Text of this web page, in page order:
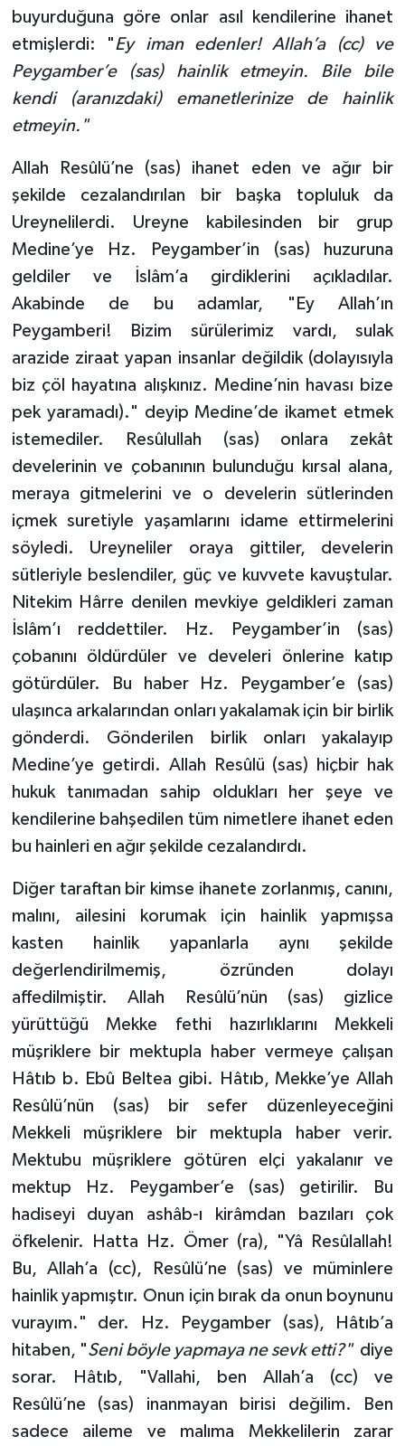
buyurduğuna göre onlar asıl kendilerine ihanet
etmişlerdi: "Ey iman edenler! Allah’a (cc) ve
Peygamber’e (sas) hainlik etmeyin. Bile bile
kendi (aranızdaki) emanetlerinize de hainlik
etmeyin."
Allah Resûlü’ne (sas) ihanet eden ve ağır bir
şekilde cezalandırılan bir başka topluluk da
Ureynelilerdi. Ureyne kabilesinden bir grup
Medine’ye Hz. Peygamber’in (sas) huzuruna
geldiler ve İslâm’a girdiklerini açıkladılar.
Akabinde de bu adamlar, "Ey Allah’ın
Peygamberi! Bizim sürülerimiz vardı, sulak
arazide ziraat yapan insanlar değildik (dolayısıyla
biz çöl hayatına alışkınız. Medine’nin havası bize
pek yaramadı)." deyip Medine’de ikamet etmek
istemediler. Resûlullah (sas) onlara zekât
develerinin ve çobanının bulunduğu kırsal alana,
meraya gitmelerini ve o develerin sütlerinden
içmek suretiyle yaşamlarını idame ettirmelerini
söyledi. Ureyneliler oraya gittiler, develerin
sütleriyle beslendiler, güç ve kuvvete kavuştular.
Nitekim Hârre denilen mevkiye geldikleri zaman
İslâm’ı reddettiler. Hz. Peygamber’in (sas)
çobanını öldürdüler ve develeri önlerine katıp
götürdüler. Bu haber Hz. Peygamber’e (sas)
ulaşınca arkalarından onları yakalamak için bir birlik
gönderdi. Gönderilen birlik onları yakalayıp
Medine’ye getirdi. Allah Resûlü (sas) hiçbir hak
hukuk tanımadan sahip oldukları her şeye ve
kendilerine bahşedilen tüm nimetlere ihanet eden
bu hainleri en ağır şekilde cezalandırdı.
Diğer taraftan bir kimse ihanete zorlanmış, canını,
malını, ailesini korumak için hainlik yapmışsa
kasten hainlik yapanlarla aynı şekilde
değerlendirilmemiş, özründen dolayı
affedilmiştir. Allah Resûlü’nün (sas) gizlice
yürüttüğü Mekke fethi hazırlıklarını Mekkeli
müşriklere bir mektupla haber vermeye çalışan
Hâtıb b. Ebû Beltea gibi. Hâtıb, Mekke’ye Allah
Resûlü’nün (sas) bir sefer düzenleyeceğini
Mekkeli müşriklere bir mektupla haber verir.
Mektubu müşriklere götüren elçi yakalanır ve
mektup Hz. Peygamber’e (sas) getirilir. Bu
hadiseyi duyan ashâb-ı kirâmdan bazıları çok
öfkelenir. Hatta Hz. Ömer (ra), "Yâ Resûlallah!
Bu, Allah’a (cc), Resûlü’ne (sas) ve müminlere
hainlik yapmıştır. Onun için bırak da onun boynunu
vurayım." der. Hz. Peygamber (sas), Hâtıb’a
hitaben, "Seni böyle yapmaya ne sevk etti?" diye
sorar. Hâtıb, "Vallahi, ben Allah’a (cc) ve
Resûlü’ne (sas) inanmayan birisi değilim. Ben
sadece aileme ve malıma Mekkelilerin zarar